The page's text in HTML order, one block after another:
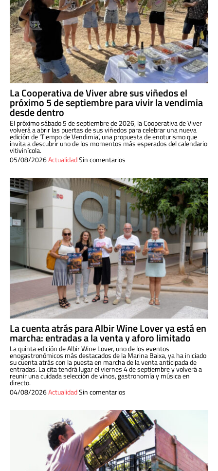
La Cooperativa de Viver abre sus viñedos el
próximo 5 de septiembre para vivir la vendimia
desde dentro
El próximo sábado 5 de septiembre de 2026, la Cooperativa de Viver
volverá a abrir las puertas de sus viñedos para celebrar una nueva
edición de ‘Tiempo de Vendimia’, una propuesta de enoturismo que
invita a descubrir uno de los momentos más esperados del calendario
vitivinícola.
05/08/2026ActualidadSin comentarios
La cuenta atrás para Albir Wine Lover ya está en
marcha: entradas a la venta y aforo limitado
La quinta edición de Albir Wine Lover, uno de los eventos
enogastronómicos más destacados de la Marina Baixa, ya ha iniciado
su cuenta atrás con la puesta en marcha de la venta anticipada de
entradas. La cita tendrá lugar el viernes 4 de septiembre y volverá a
reunir una cuidada selección de vinos, gastronomía y música en
directo.
04/08/2026ActualidadSin comentarios